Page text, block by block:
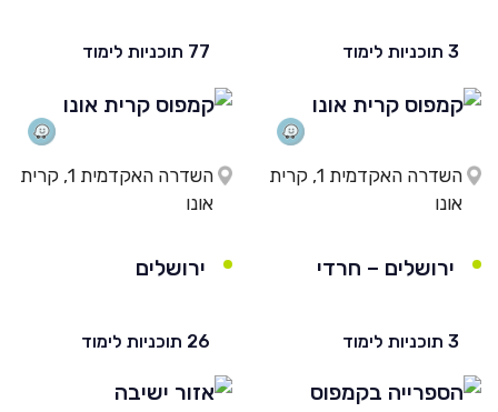
3 תוכניות לימוד
השדרה האקדמית 1, קרית
אונו
77 תוכניות לימוד
השדרה האקדמית 1, קרית
אונו
ירושלים – חרדי
3 תוכניות לימוד
ירושלים
26 תוכניות לימוד